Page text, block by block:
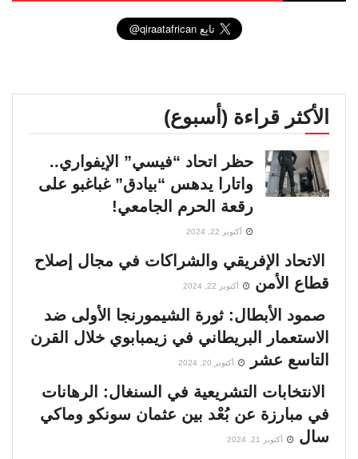
الأكثر قراءة (أسبوع)
حظر اتحاد “فيسي” الإيفواري..
واتارا يدهس “بيادق” غباغبو على
رقعة الحرم الجامعي!
أكتوبر 22, 2024
الاتحاد الإفريقي والشراكات في مجال إصلاح
قطاع الأمن
أكتوبر 22, 2024
صمود الأبطال: ثورة الشيمورنجا الأولى ضد
الاستعمار البريطاني في زيمبابوي خلال القرن
التاسع عشر
أكتوبر 20, 2024
الانتخابات التشريعية في السنغال: الرهانات
في مبارزة عن بُعْد بين عثمان سونكو وماكي
سال
أكتوبر 21, 2024